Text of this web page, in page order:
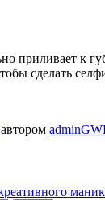
приливает к
сделать
автором